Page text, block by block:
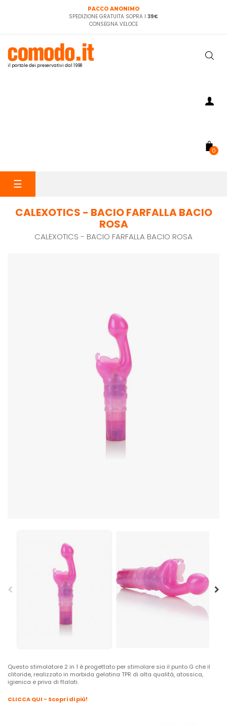
PACCO ANONIMO
SPEDIZIONE GRATUITA SOPRA I 39€
CONSEGNA VELOCE
il portale dei preservativi dal 1998
0
navigazione
☰
CALEXOTICS - BACIO FARFALLA BACIO
ROSA
CALEXOTICS - BACIO FARFALLA BACIO ROSA
Questo stimolatore 2 in 1 è progettato per stimolare sia il punto G che il
clitoride, realizzato in morbida gelatina TPR di alta qualità, atossica,
igienica e priva di ftalati.
CLICCA QUI - Scopri di più!